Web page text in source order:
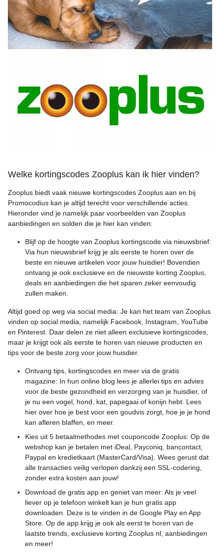
Welke kortingscodes Zooplus kan ik hier vinden?
Zooplus biedt vaak nieuwe kortingscodes Zooplus aan en bij
Promocodius kan je altijd terecht voor verschillende acties.
Hieronder vind je namelijk paar voorbeelden van Zooplus
aanbiedingen en solden die je hier kan vinden:
Blijf op de hoogte van Zooplus kortingscode via nieuwsbrief:
Via hun nieuwsbrief krijg je als eerste te horen over de
beste en nieuwe artikelen voor jouw huisdier! Bovendien
ontvang je ook exclusieve en de nieuwste korting Zooplus,
deals en aanbiedingen die het sparen zeker eenvoudig
zullen maken.
Altijd goed op weg via social media: Je kan het team van Zooplus
vinden op social media, namelijk Facebook, Instagram, YouTube
en Pinterest. Daar delen ze niet alleen exclusieve kortingscodes,
maar je krijgt ook als eerste te horen van nieuwe producten en
tips voor de beste zorg voor jouw huisdier.
Ontvang tips, kortingscodes en meer via de gratis
magazine: In hun online blog lees je allerlei tips en advies
voor de beste gezondheid en verzorging van je huisdier, of
je nu een vogel, hond, kat, papegaai of konijn hebt. Lees
hier over hoe je best voor een goudvis zorgt, hoe je je hond
kan afleren blaffen, en meer.
Kies uit 5 betaalmethodes met couponcode Zooplus: Op de
webshop kan je betalen met iDeal, Payconiq, bancontact,
Paypal en kredietkaart (MasterCard/Visa). Wees gerust dat
alle transacties veilig verlopen dankzij een SSL-codering,
zonder extra kosten aan jouw!
Download de gratis app en geniet van meer: Als je veel
liever op je telefoon winkelt kan je hun gratis app
downloaden. Deze is te vinden in de Google Play en App
Store. Op de app krijg je ook als eerst te horen van de
laatste trends, exclusieve korting Zooplus nl, aanbiedingen
en meer!